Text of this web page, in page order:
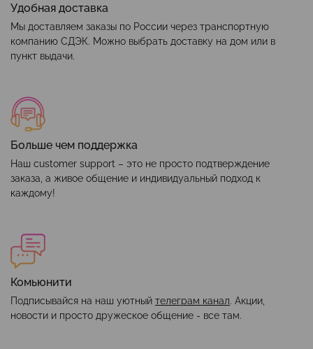
Удобная доставка
Мы доставляем заказы по России через транспортную
компанию СДЭК. Можно выбрать доставку на дом или в
пункт выдачи.
Больше чем поддержка
Наш customer support – это не просто подтверждение
заказа, а живое общение и индивидуальный подход к
каждому!
Комьюнити
Подписывайся на наш уютный телеграм канал. Акции,
новости и просто дружеское общение - все там.